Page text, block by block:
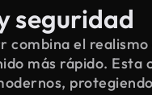
seguridad
combina el
más rápido. Esta